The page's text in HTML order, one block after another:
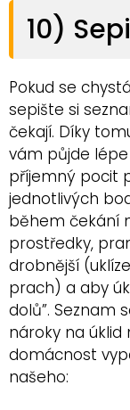
10)
Pokud se
sepište si
čekají. Díky
vám půjde
příjemný pocit
jednotlivých
během čekání
prostředky,
drobnější
prach) a aby
dolů”. Seznam
nároky na
domácnost
našeho: